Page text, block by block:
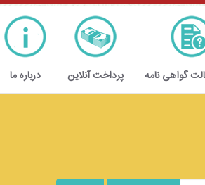
گواهی نامه پرداخت آنلاین درباره ما